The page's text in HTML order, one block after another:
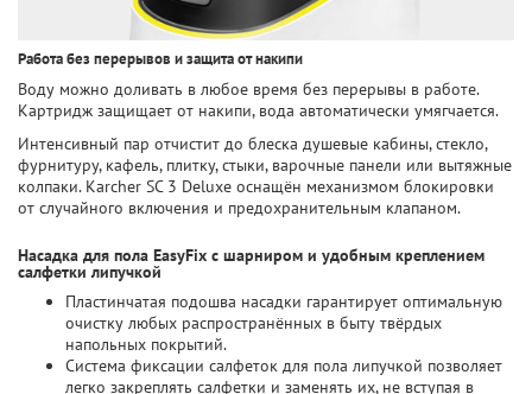
Работа без перерывов и защита от накипи
Воду можно доливать в любое время без перерывы в работе.
Картридж защищает от накипи, вода автоматически умягчается.
Интенсивный пар отчистит до блеска душевые кабины, стекло,
фурнитуру, кафель, плитку, стыки, варочные панели или вытяжные
колпаки. Karcher SC 3 Deluxe оснащён механизмом блокировки
от случайного включения и предохранительным клапаном.
Насадка для пола EasyFix с шарниром и удобным креплением
салфетки липучкой
Пластинчатая подошва насадки гарантирует оптимальную
очистку любых распространённых в быту твёрдых
напольных покрытий.
Система фиксации салфеток для пола липучкой позволяет
легко закреплять салфетки и заменять их, не вступая в